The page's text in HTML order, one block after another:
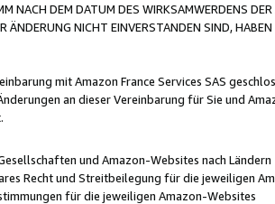
NACH DEM DATUM DES WIRKSAMWERDENS
ÄNDERUNG NICHT EINVERSTANDEN SIND,
mit Amazon France Services SAS
an dieser Vereinbarung für Sie und
und Amazon-Websites nach Ländern
Recht und Streitbeilegung für die jeweiligen
für die jeweiligen Amazon-Websites